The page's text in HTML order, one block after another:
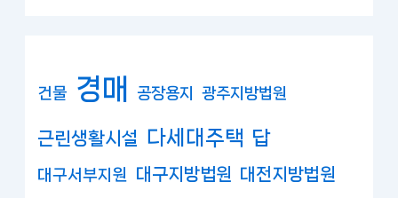
건물 경매 공장용지 광주지방법원
근린생활시설 다세대주택 답
대구서부지원 대구지방법원 대전지방법원